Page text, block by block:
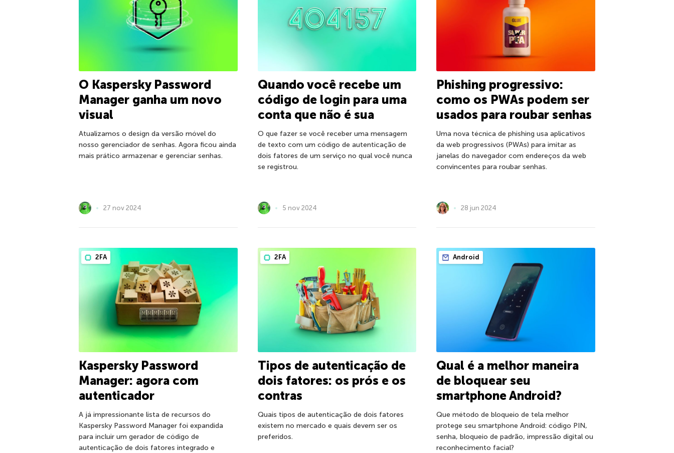
O Kaspersky Password
Manager ganha um novo
visual
Atualizamos o design da versão móvel do
nosso gerenciador de senhas. Agora ficou ainda
mais prático armazenar e gerenciar senhas.
27 nov 2024
Quando você recebe um
código de login para uma
conta que não é sua
O que fazer se você receber uma mensagem
de texto com um código de autenticação de
dois fatores de um serviço no qual você nunca
se registrou.
5 nov 2024
Phishing progressivo:
como os PWAs podem ser
usados para roubar senhas
Uma nova técnica de phishing usa aplicativos
da web progressivos (PWAs) para imitar as
janelas do navegador com endereços da web
convincentes para roubar senhas.
28 jun 2024
2FA
Kaspersky Password
Manager: agora com
autenticador
A já impressionante lista de recursos do
Kaspersky Password Manager foi expandida
para incluir um gerador de código de
autenticação de dois fatores integrado e
2FA
Tipos de autenticação de
dois fatores: os prós e os
contras
Quais tipos de autenticação de dois fatores
existem no mercado e quais devem ser os
preferidos.
Android
Qual é a melhor maneira
de bloquear seu
smartphone Android?
Que método de bloqueio de tela melhor
protege seu smartphone Android: código PIN,
senha, bloqueio de padrão, impressão digital ou
reconhecimento facial?